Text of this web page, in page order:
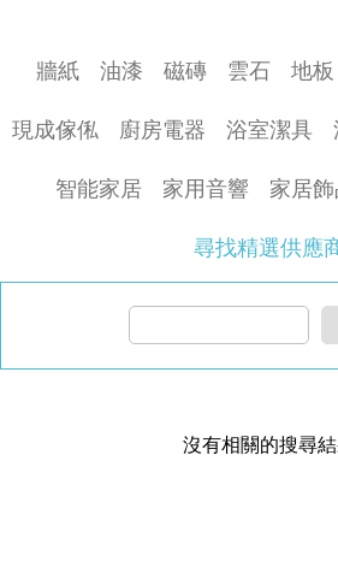
牆紙 油漆 磁磚 雲石 地板
現成傢俬
廚房電器 浴室潔具
智能家居
家用音響 家居
尋找精選供應
沒有相關的搜尋